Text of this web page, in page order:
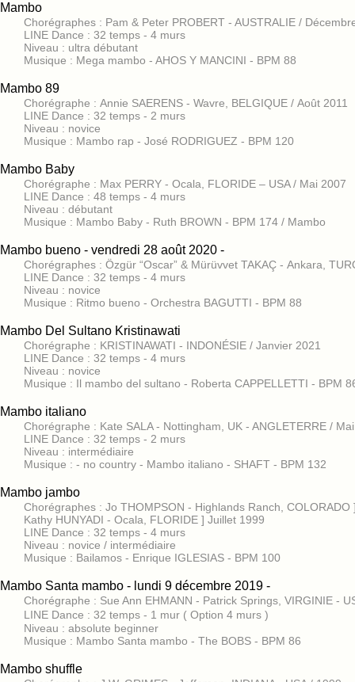
Mambo
Chorégraphes : Pam & Peter PROBERT - AUSTRALIE /
LINE Dance : 32 temps - 4 murs
Niveau : ultra débutant
Musique : Mega mambo - AHOS Y MANCINI - BPM 88
Mambo 89
Chorégraphe : Annie SAERENS - Wavre, BELGIQUE / Août 2011
LINE Dance : 32 temps - 2 murs
Niveau : novice
Musique : Mambo rap - José RODRIGUEZ - BPM 120
Mambo Baby
Chorégraphe : Max PERRY - Ocala, FLORIDE – USA / Mai 2007
LINE Dance : 48 temps - 4 murs
Niveau : débutant
Musique : Mambo Baby - Ruth BROWN - BPM 174 / Mambo
Mambo bueno - vendredi 28 août 2020 -
Chorégraphes : Özgür “Oscar” & Mürüvvet TAKAÇ - Ankara,
LINE Dance : 32 temps - 4 murs
Niveau : novice
Musique : Ritmo bueno - Orchestra BAGUTTI - BPM 88
Mambo Del Sultano Kristinawati
Chorégraphe : KRISTINAWATI - INDONÉSIE / Janvier 2021
LINE Dance : 32 temps - 4 murs
Niveau : novice
Musique : Il mambo del sultano - Roberta CAPPELLETTI - BPM
Mambo italiano
Chorégraphe : Kate SALA - Nottingham, UK - ANGLETERRE /
LINE Dance : 32 temps - 2 murs
Niveau : intermédiaire
Musique : - no country - Mambo italiano - SHAFT - BPM 132
Mambo jambo
Chorégraphes : Jo THOMPSON - Highlands Ranch, COLORADO
Kathy HUNYADI - Ocala, FLORIDE ] Juillet 1999
LINE Dance : 32 temps - 4 murs
Niveau : novice / intermédiaire
Musique : Bailamos - Enrique IGLESIAS - BPM 100
Mambo Santa mambo - lundi 9 décembre 2019 -
Chorégraphe : Sue Ann EHMANN - Patrick Springs, VIRGINIE -
LINE Dance : 32 temps - 1 mur ( Option 4 murs )
Niveau : absolute beginner
Musique : Mambo Santa mambo - The BOBS - BPM 86
Mambo shuffle